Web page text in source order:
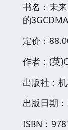
书名：未
的
定价：
作者：(英
出版社：
出版日期
ISBN：